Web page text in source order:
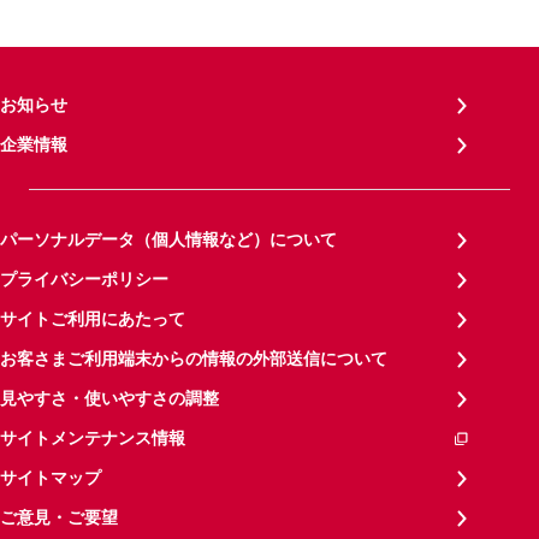
お知らせ
企業情報
パーソナルデータ（個人情報など）について
プライバシーポリシー
サイトご利用にあたって
お客さまご利用端末からの情報の外部送信について
見やすさ・使いやすさの調整
サイトメンテナンス情報
サイトマップ
ご意見・ご要望